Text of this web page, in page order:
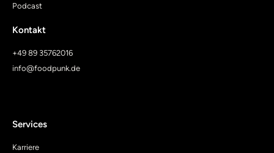
Podcast
Kontakt
+49 89 35762016
info@foodpunk.de
Services
Karriere